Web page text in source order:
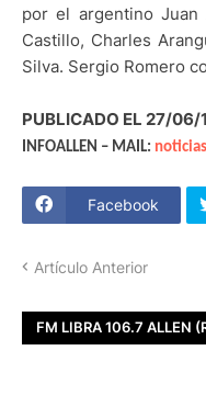
por el argentino Juan
Castillo, Charles
Silva. Sergio Romero
PUBLICADO EL 27/06/
INFOALLEN – MAIL:
Facebook
Artículo Anterior
FM LIBRA 106.7 ALLEN